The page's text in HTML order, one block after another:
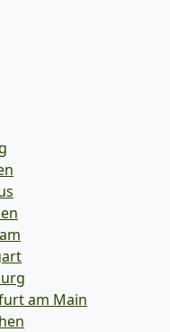
am Main